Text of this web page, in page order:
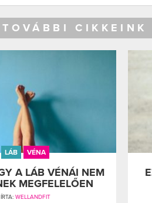
TOVÁBBI CIKKEINK
LÁB VÉNA
A LÁB VÉNÁI NEM
MEGFELELŐEN
ÍRTA: WELLANDFIT